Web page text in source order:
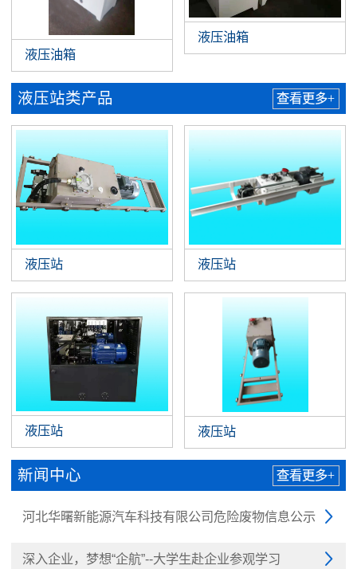
液压油箱
液压油箱
液压站类产品 查看更多+
液压站 液压站
液压站 液压站
新闻中心 查看更多+

河北华曙新能源汽车科技有限公司危险废物信息公示

深入企业，梦想“企航”--大学生赴企业参观学习